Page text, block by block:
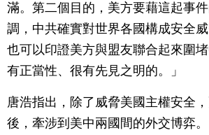
滿。第二個目的，美方要藉這起事
調，中共確實對世界各國構成安全
也可以印證美方與盟友聯合起來圍
有正當性、很有先見之明的。」
唐浩指出，除了威脅美國主權安全
後，牽涉到美中兩國間的外交博弈。